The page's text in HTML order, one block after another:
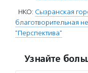
НКО: Сызранская
благотворительная
"Перспектива"
Узнайте